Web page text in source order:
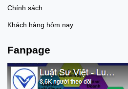
Chính sách
Khách hàng hôm nay
Fanpage